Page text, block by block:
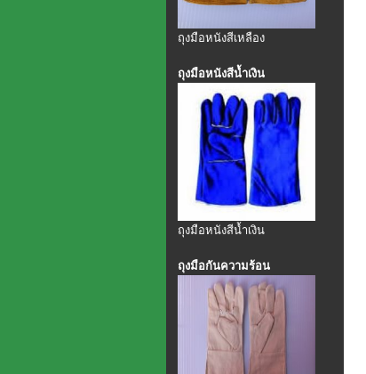
ถุงมือหนังสีเหลือง
ถุงมือหนังสีน้ำเงิน
ถุงมือหนังสีน้ำเงิน
ถุงมือกันความร้อน